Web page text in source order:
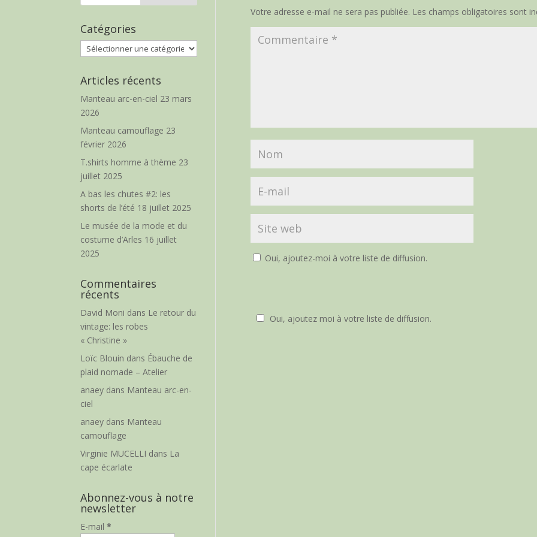
Votre adresse e-mail ne sera pas publiée. Les champs obligatoires sont
Oui, ajoutez-moi à votre liste de diffusion.
Oui, ajoutez moi à votre liste de diffusion.
Catégories
Catégories
Articles récents
Manteau arc-en-ciel 23 mars
2026
Manteau camouflage 23
février 2026
T.shirts homme à thème 23
juillet 2025
A bas les chutes #2: les
shorts de l’été 18 juillet 2025
Le musée de la mode et du
costume d’Arles 16 juillet
2025
Commentaires
récents
David Moni dans Le retour du
vintage: les robes
« Christine »
Loïc Blouin dans Ébauche de
plaid nomade – Atelier
anaey dans Manteau arc-en-
ciel
anaey dans Manteau
camouflage
Virginie MUCELLI dans La
cape écarlate
Abonnez-vous à notre
newsletter
E-mail*